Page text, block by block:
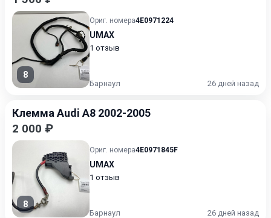
8
Ориг. номера4E0971224
UMAX
1 отзыв
Барнаул 26 дней назад
Клемма Audi A8 2002-2005
2 000 ₽
8
Ориг. номера4E0971845F
UMAX
1 отзыв
Барнаул 26 дней назад